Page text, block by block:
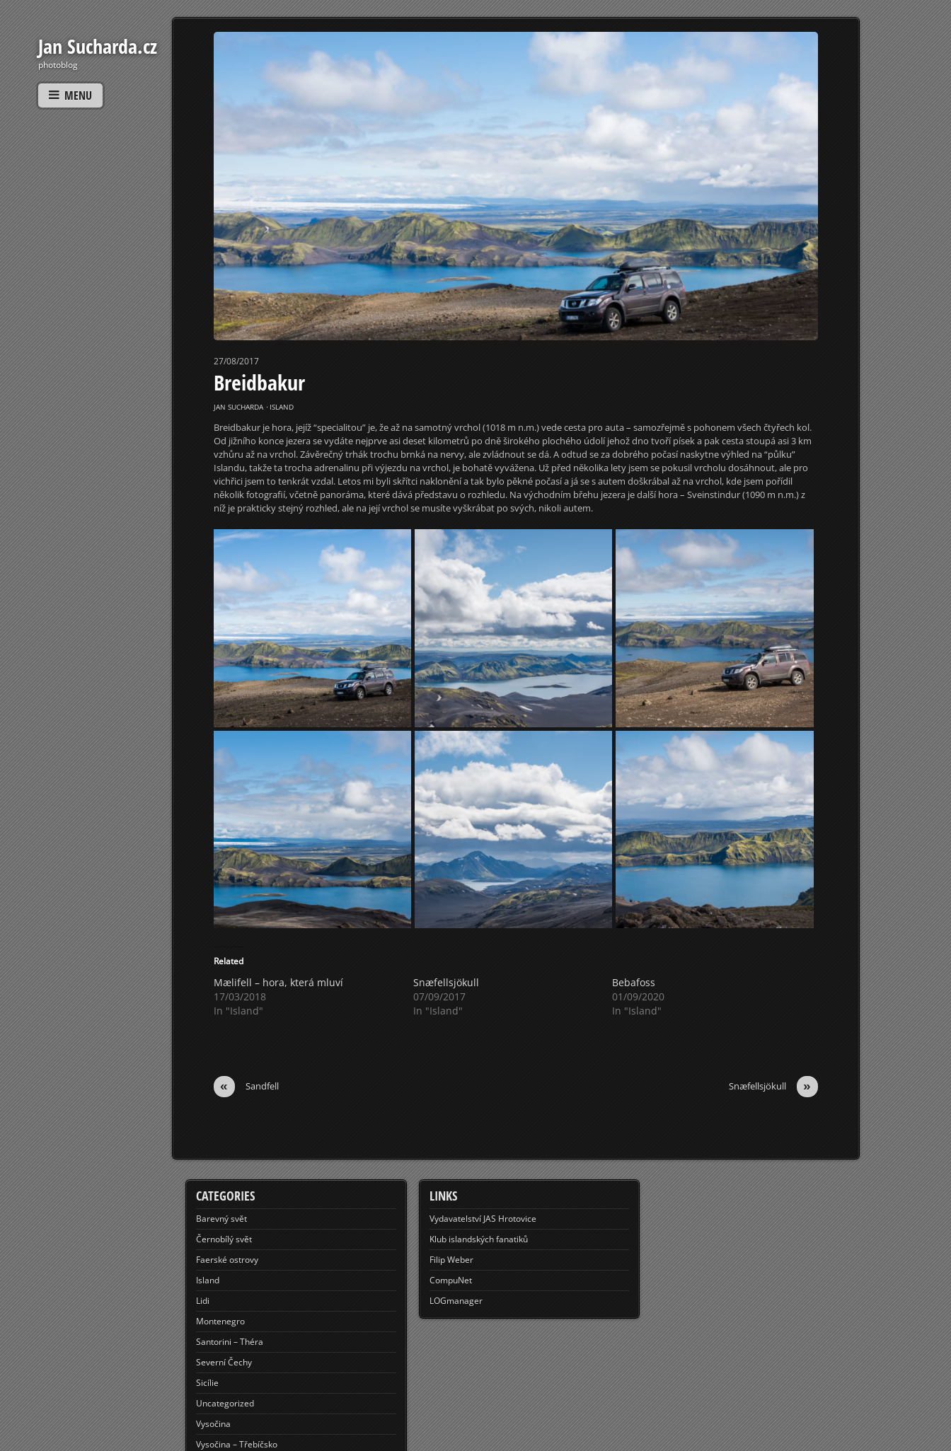
Jan Sucharda.cz
photoblog
MENU
27/08/2017
Breidbakur
JAN SUCHARDA ⋅ ISLAND
Breidbakur je hora, jejíž “specialitou” je, že až na samotný vrchol (1018 m n.m.) vede cesta pro auta – samozřejmě s pohonem všech čtyřech kol.
Od jižního konce jezera se vydáte nejprve asi deset kilometrů po dně širokého plochého údolí jehož dno tvoří písek a pak cesta stoupá asi 3 km
vzhůru až na vrchol. Závěrečný trhák trochu brnká na nervy, ale zvládnout se dá. A odtud se za dobrého počasí naskytne výhled na “půlku”
Islandu, takže ta trocha adrenalinu při výjezdu na vrchol, je bohatě vyvážena. Už před několika lety jsem se pokusil vrcholu dosáhnout, ale pro
vichřici jsem to tenkrát vzdal. Letos mi byli skřítci naklonění a tak bylo pěkné počasí a já se s autem doškrábal až na vrchol, kde jsem pořídil
několik fotografií, včetně panoráma, které dává představu o rozhledu. Na východním břehu jezera je další hora – Sveinstindur (1090 m n.m.) z
níž je prakticky stejný rozhled, ale na její vrchol se musíte vyškrábat po svých, nikoli autem.
Related
Mælifell – hora, která mluví
17/03/2018
In "Island"
Snæfellsjökull
07/09/2017
In "Island"
Bebafoss
01/09/2020
In "Island"
« Sandfell »
Snæfellsjökull
CATEGORIES
Barevný svět
Černobílý svět
Faerské ostrovy
Island
Lidi
Montenegro
Santorini – Théra
Severní Čechy
Sicílie
Uncategorized
Vysočina
Vysočina – Třebíčsko
LINKS
Vydavatelství JAS Hrotovice
Klub islandských fanatiků
Filip Weber
CompuNet
LOGmanager